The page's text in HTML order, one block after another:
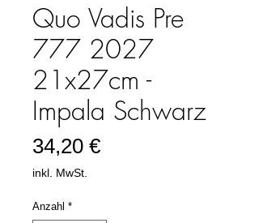
Quo Vadis Pre
777 2027
21x27cm -
Impala Schwarz
34,20 €Preis
inkl. MwSt.
Anzahl *